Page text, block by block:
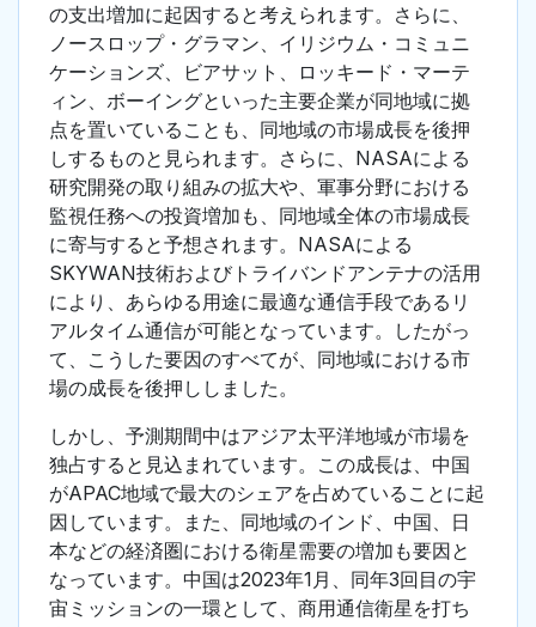
の支出増加に起因すると考えられます。さらに、
ノースロップ・グラマン、イリジウム・コミュニ
ケーションズ、ビアサット、ロッキード・マーテ
ィン、ボーイングといった主要企業が同地域に拠
点を置いていることも、同地域の市場成長を後押
しするものと見られます。さらに、NASAによる
研究開発の取り組みの拡大や、軍事分野における
監視任務への投資増加も、同地域全体の市場成長
に寄与すると予想されます。NASAによる
SKYWAN技術およびトライバンドアンテナの活用
により、あらゆる用途に最適な通信手段であるリ
アルタイム通信が可能となっています。したがっ
て、こうした要因のすべてが、同地域における市
場の成長を後押ししました。
しかし、予測期間中はアジア太平洋地域が市場を
独占すると見込まれています。この成長は、中国
がAPAC地域で最大のシェアを占めていることに起
因しています。また、同地域のインド、中国、日
本などの経済圏における衛星需要の増加も要因と
なっています。中国は2023年1月、同年3回目の宇
宙ミッションの一環として、商用通信衛星を打ち